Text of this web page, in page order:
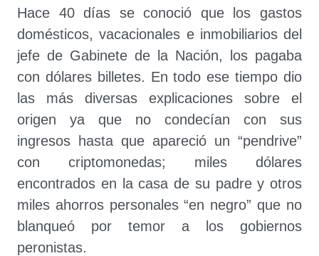
Hace 40 días se conoció que los gastos
domésticos, vacacionales e inmobiliarios del
jefe de Gabinete de la Nación, los pagaba
con dólares billetes. En todo ese tiempo dio
las más diversas explicaciones sobre el
origen ya que no condecían con sus
ingresos hasta que apareció un “pendrive”
con criptomonedas; miles dólares
encontrados en la casa de su padre y otros
miles ahorros personales “en negro” que no
blanqueó por temor a los gobiernos
peronistas.